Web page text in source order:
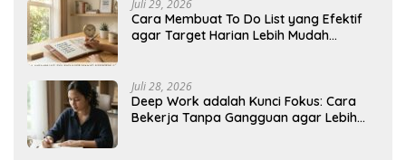
Juli 29, 2026
Cara Membuat To Do List yang Efektif
agar Target Harian Lebih Mudah
Juli 28, 2026
Deep Work adalah Kunci Fokus: Cara
Bekerja Tanpa Gangguan agar Lebih